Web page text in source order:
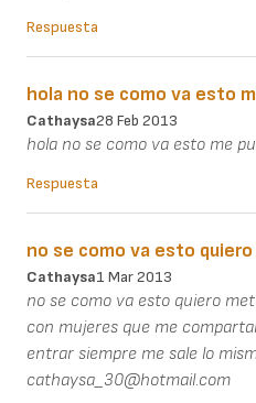
Respuesta
hola no se como va esto
Cathaysa28 Feb 2013
hola no se como va esto me
Respuesta
no se como va esto quiero
Cathaysa1 Mar 2013
no se como va esto quiero
con mujeres que me
entrar siempre me sale lo
cathaysa_30@hotmail.com